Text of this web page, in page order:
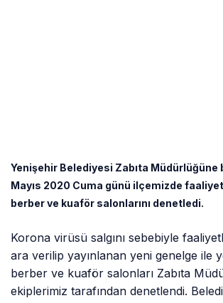
Yenişehir Belediyesi Zabıta Müdürlüğüne
Mayıs 2020 Cuma günü ilçemizde
berber ve kuaför salonlarını denetledi.
Korona virüsü salgını sebebiyle
ara verilip yayınlanan yeni genelge ile
berber ve kuaför salonları Zabıta
ekiplerimiz tarafından denetlendi.